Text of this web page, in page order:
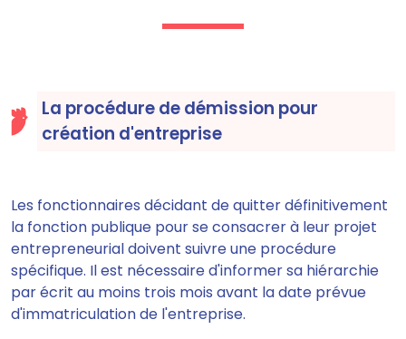
La procédure de démission pour
création d'entreprise
Les fonctionnaires décidant de quitter définitivement
la fonction publique pour se consacrer à leur projet
entrepreneurial doivent suivre une procédure
spécifique. Il est nécessaire d'informer sa hiérarchie
par écrit au moins trois mois avant la date prévue
d'immatriculation de l'entreprise.